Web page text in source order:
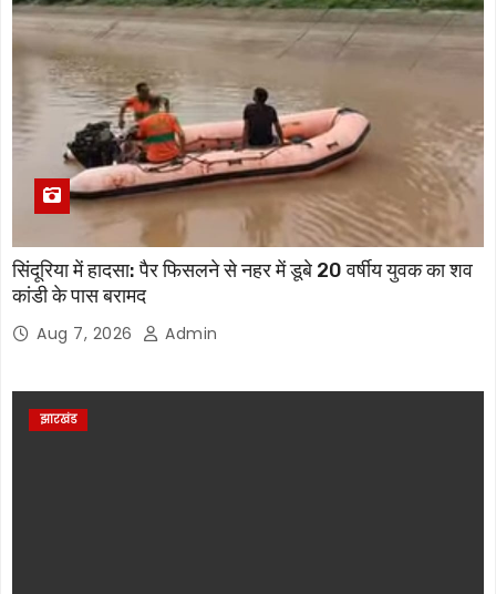
सिंदूरिया में हादसा: पैर फिसलने से नहर में डूबे 20 वर्षीय युवक का शव
कांडी के पास बरामद
Aug 7, 2026 Admin
झारखंड